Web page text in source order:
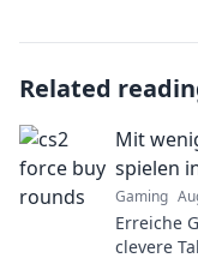
Related
Mit
spielen
Gaming
Erreiche
clevere